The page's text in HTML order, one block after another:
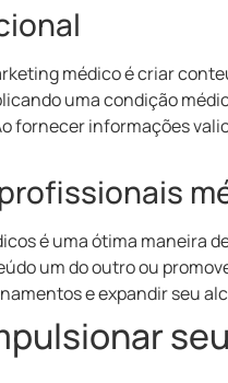
médico é criar
uma condição
fornecer informações
é uma ótima maneira
um do outro ou
e expandir seu